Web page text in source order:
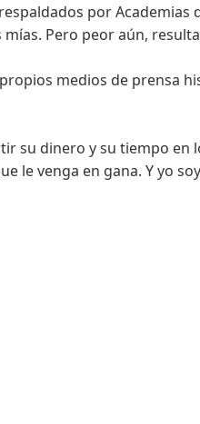
por Academias
Pero peor aún,
medios de prensa
su dinero y su tiempo en
le venga en gana. Y yo